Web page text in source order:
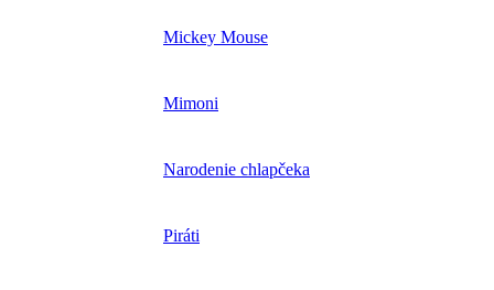
Mickey Mouse
Mimoni
Narodenie chlapčeka
Piráti